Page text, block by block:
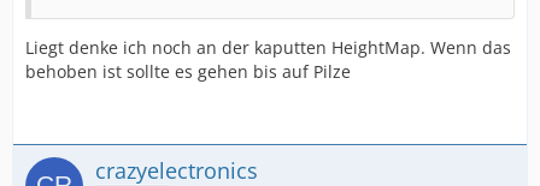
Liegt denke ich noch an der kaputten HeightMap. Wenn das
behoben ist sollte es gehen bis auf Pilze
crazyelectronics